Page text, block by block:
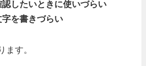
したいときに使いづらい
を書きづらい
ます。